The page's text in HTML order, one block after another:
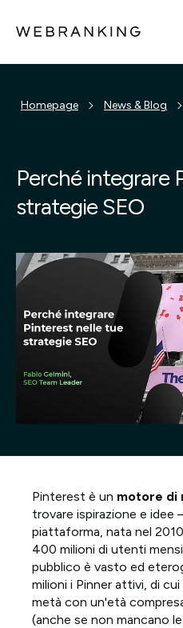
Build
Bridge
Chi Siamo
Cosa facciamo
Progetti
Point of W
Contatti
Italiano
Homepage News & Blog
Perché integrare
strategie SEO
Pinterest è un motore di
trovare ispirazione e
piattaforma, nata nel
400 milioni di utenti
pubblico è vasto ed
milioni i Pinner attivi, di
metà con un'età
(anche se non mancano